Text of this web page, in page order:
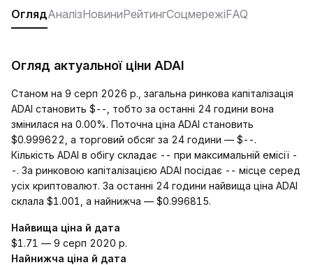
ОглядАналізНовиниРейтингСоцмережіFAQ
Огляд актуальної ціни ADAI
Станом на 9 серп 2026 р., загальна ринкова капіталізація
ADAI становить $--, тобто за останні 24 години вона
змінилася на 0.00%. Поточна ціна ADAI становить
$0.999622, а торговий обсяг за 24 години — $--.
Кількість ADAI в обігу складає -- при максимальній емісії -
-. За ринковою капіталізацією ADAI посідає -- місце серед
усіх криптовалют. За останні 24 години найвища ціна ADAI
склала $1.001, а найнижча — $0.996815.
Найвища ціна й дата
$1.71 — 9 серп 2020 р.
Найнижча ціна й дата